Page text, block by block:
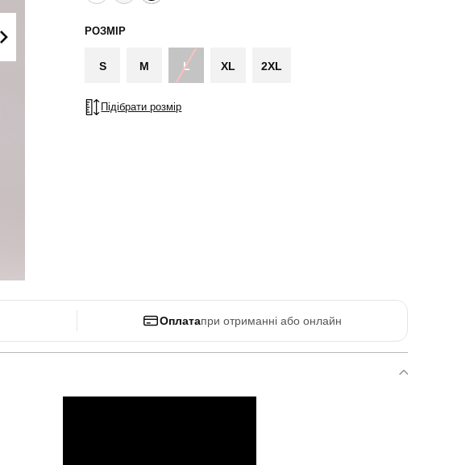
РОЗМІР
S M L XL 2XL
Підібрати розмір
Оплатапри отриманні або онлайн